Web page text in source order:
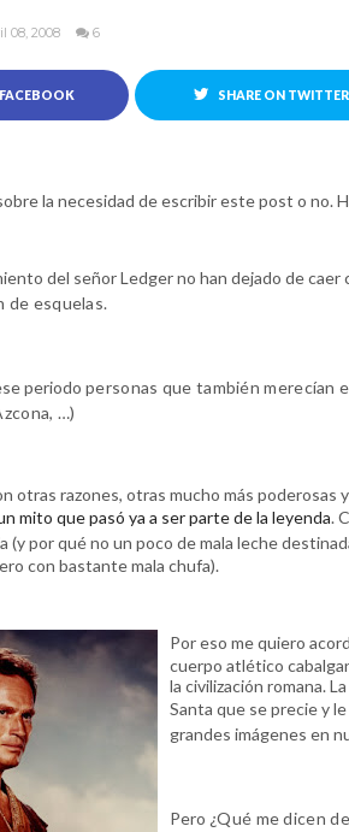
08, 2008 6
SHARE ON TWITTER
la necesidad de escribir este post o no.
del señor Ledger no han dejado de caer
de esquelas.
periodo personas que también merecían
…)
otras razones, otras mucho más poderosas
mito que pasó ya a ser parte de la leyenda.
(y por qué no un poco de mala leche
con bastante mala chufa).
Por eso me quiero
cuerpo atlético
la civilización romana.
Santa que se precie y
grandes imágenes en
Pero ¿Qué me dicen